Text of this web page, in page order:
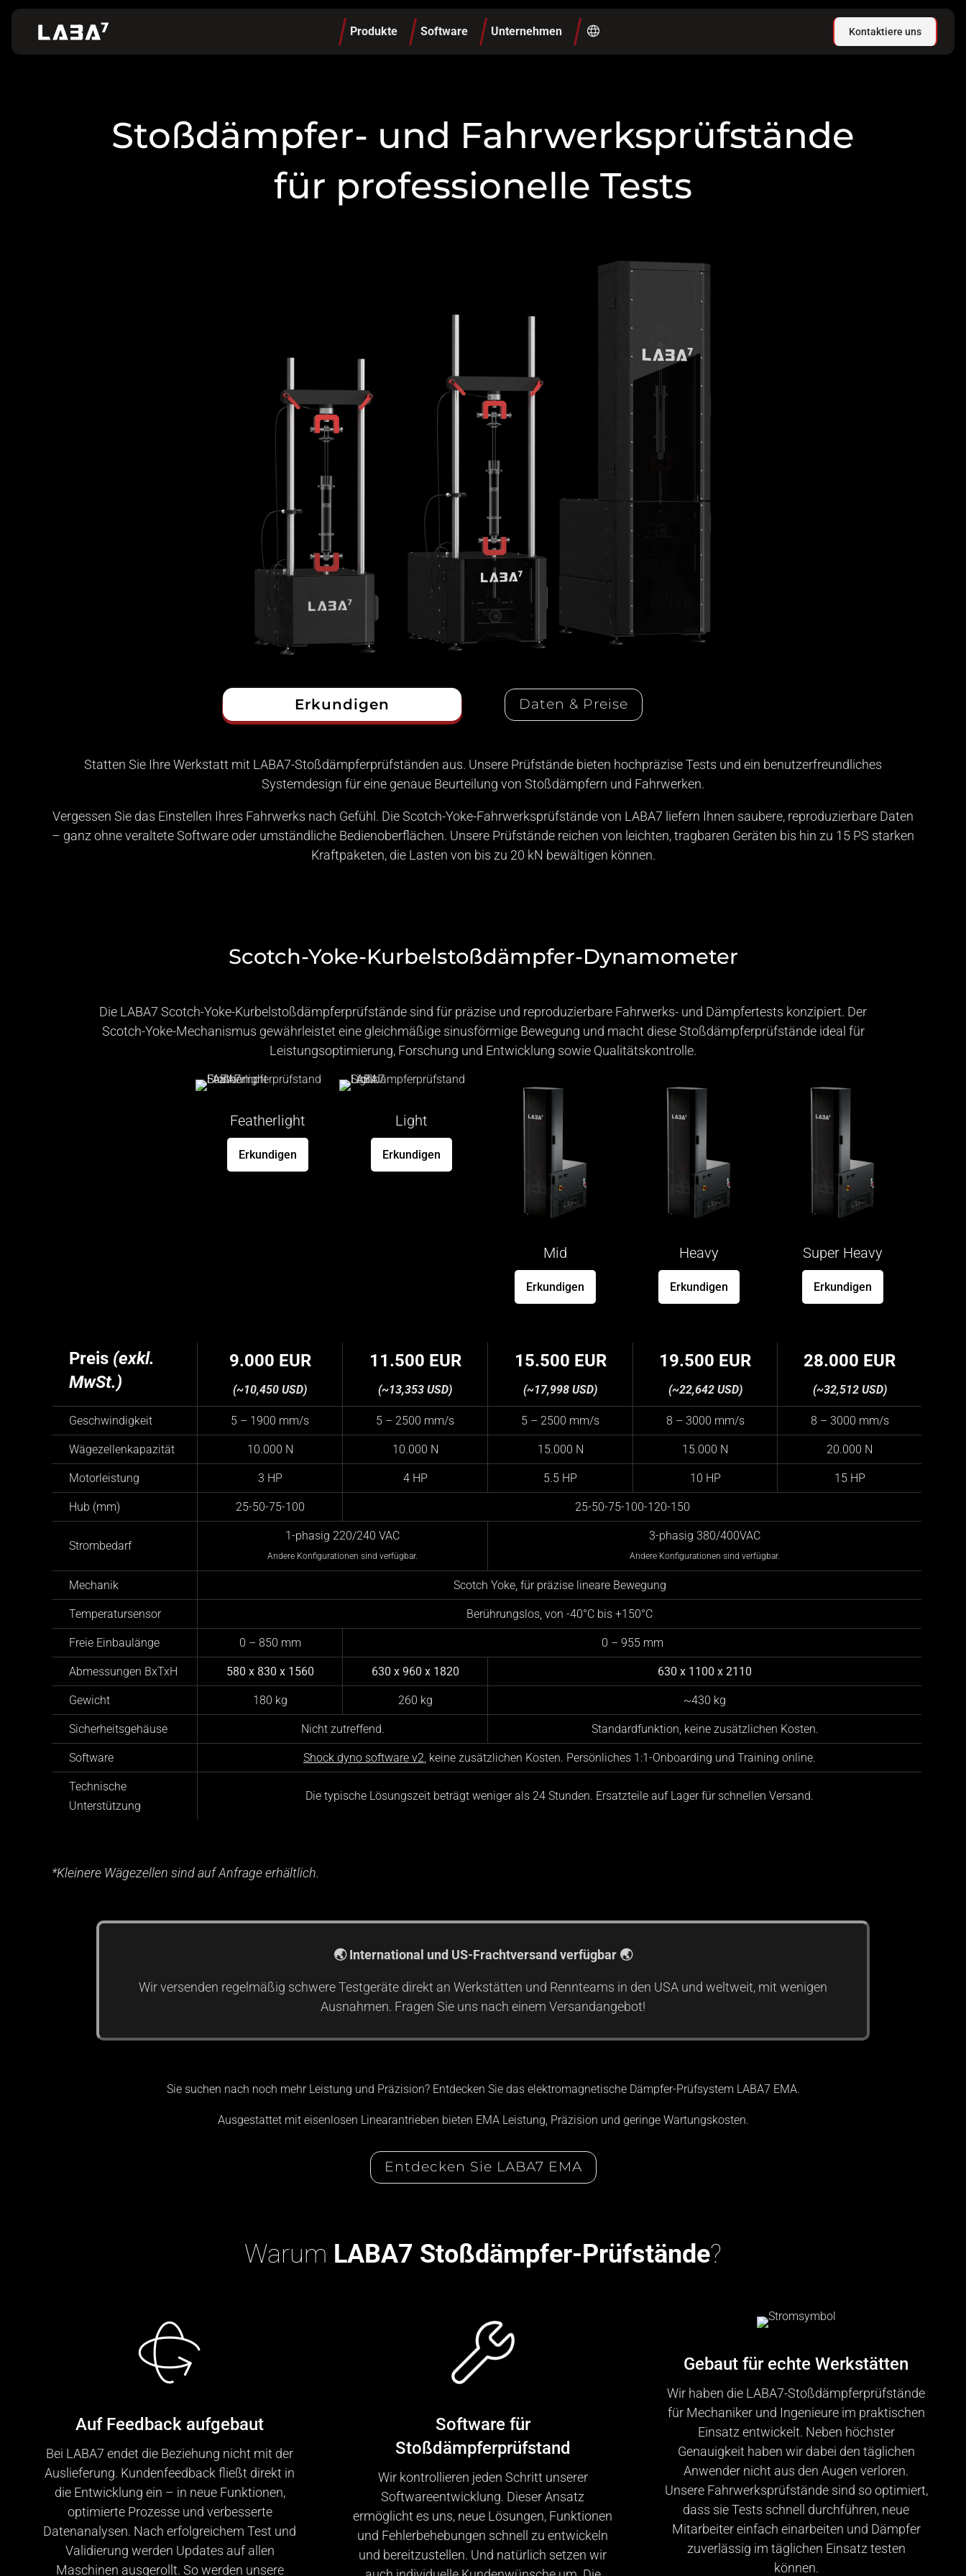
Produkte Software Unternehmen Kontaktiere uns
Stoßdämpfer- und Fahrwerksprüfstände
für professionelle Tests
Erkundigen Daten & Preise
Statten Sie Ihre Werkstatt mit LABA7-Stoßdämpferprüfständen aus. Unsere Prüfstände bieten hochpräzise Tests und ein benutzerfreundliches
Systemdesign für eine genaue Beurteilung von Stoßdämpfern und Fahrwerken.
Vergessen Sie das Einstellen Ihres Fahrwerks nach Gefühl. Die Scotch-Yoke-Fahrwerksprüfstände von LABA7 liefern Ihnen saubere, reproduzierbare Daten
– ganz ohne veraltete Software oder umständliche Bedienoberflächen. Unsere Prüfstände reichen von leichten, tragbaren Geräten bis hin zu 15 PS starken
Kraftpaketen, die Lasten von bis zu 20 kN bewältigen können.
Scotch-Yoke-Kurbelstoßdämpfer-Dynamometer
Die LABA7 Scotch-Yoke-Kurbelstoßdämpferprüfstände sind für präzise und reproduzierbare Fahrwerks- und Dämpfertests konzipiert. Der
Scotch-Yoke-Mechanismus gewährleistet eine gleichmäßige sinusförmige Bewegung und macht diese Stoßdämpferprüfstände ideal für
Leistungsoptimierung, Forschung und Entwicklung sowie Qualitätskontrolle.
Featherlight
Erkundigen
Light
Erkundigen
Mid
Erkundigen
Heavy
Erkundigen
Super Heavy
Erkundigen
Preis (exkl.
MwSt.)
9.000 EUR
(~10,450 USD)
11.500 EUR
(~13,353 USD)
15.500 EUR
(~17,998 USD)
19.500 EUR
(~22,642 USD)
28.000 EUR
(~32,512 USD)
Geschwindigkeit 5 – 1900 mm/s 5 – 2500 mm/s 5 – 2500 mm/s 8 – 3000 mm/s 8 – 3000 mm/s
Wägezellenkapazität 10.000 N 10.000 N 15.000 N 15.000 N 20.000 N
Motorleistung 3 HP 4 HP 5.5 HP 10 HP 15 HP
Hub (mm) 25-50-75-100 25-50-75-100-120-150
Strombedarf
1-phasig 220/240 VAC
Andere Konfigurationen sind verfügbar.
3-phasig 380/400VAC
Andere Konfigurationen sind verfügbar.
Mechanik Scotch Yoke, für präzise lineare Bewegung
Temperatursensor Berührungslos, von -40°C bis +150°C
Freie Einbaulänge 0 – 850 mm 0 – 955 mm
Abmessungen BxTxH 580 x 830 x 1560 630 x 960 x 1820 630 x 1100 x 2110
Gewicht 180 kg 260 kg ~430 kg
Sicherheitsgehäuse Nicht zutreffend. Standardfunktion, keine zusätzlichen Kosten.
Software Shock dyno software v2 keine zusätzlichen Kosten. Persönliches 1:1-Onboarding und Training online.
Technische
Unterstützung
Die typische Lösungszeit beträgt weniger als 24 Stunden. Ersatzteile auf Lager für schnellen Versand.
*Kleinere Wägezellen sind auf Anfrage erhältlich.
🌏 International und US-Frachtversand verfügbar 🌏
Wir versenden regelmäßig schwere Testgeräte direkt an Werkstätten und Rennteams in den USA und weltweit, mit wenigen
Ausnahmen. Fragen Sie uns nach einem Versandangebot!
Sie suchen nach noch mehr Leistung und Präzision? Entdecken Sie das elektromagnetische Dämpfer-Prüfsystem LABA7 EMA.
Ausgestattet mit eisenlosen Linearantrieben bieten EMA Leistung, Präzision und geringe Wartungskosten.
Entdecken Sie LABA7 EMA
Warum LABA7 Stoßdämpfer-Prüfstände?
Auf Feedback aufgebaut
Bei LABA7 endet die Beziehung nicht mit der
Auslieferung. Kundenfeedback fließt direkt in
die Entwicklung ein – in neue Funktionen,
optimierte Prozesse und verbesserte
Datenanalysen. Nach erfolgreichem Test und
Validierung werden Updates auf allen
Maschinen ausgerollt. So werden unsere
Software für
Stoßdämpferprüfstand
Wir kontrollieren jeden Schritt unserer
Softwareentwicklung. Dieser Ansatz
ermöglicht es uns, neue Lösungen, Funktionen
und Fehlerbehebungen schnell zu entwickeln
und bereitzustellen. Und natürlich setzen wir
Gebaut für echte Werkstätten
Wir haben die LABA7-Stoßdämpferprüfstände
für Mechaniker und Ingenieure im praktischen
Einsatz entwickelt. Neben höchster
Genauigkeit haben wir dabei den täglichen
Anwender nicht aus den Augen verloren.
Unsere Fahrwerksprüfstände sind so optimiert,
dass sie Tests schnell durchführen, neue
Mitarbeiter einfach einarbeiten und Dämpfer
zuverlässig im täglichen Einsatz testen
können.